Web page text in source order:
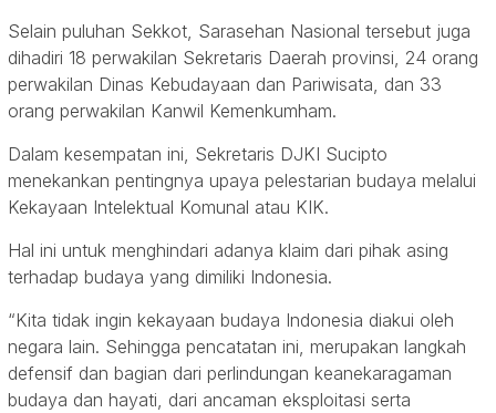
Selain puluhan Sekkot, Sarasehan Nasional tersebut juga
dihadiri 18 perwakilan Sekretaris Daerah provinsi, 24 orang
perwakilan Dinas Kebudayaan dan Pariwisata, dan 33
orang perwakilan Kanwil Kemenkumham.
Dalam kesempatan ini, Sekretaris DJKI Sucipto
menekankan pentingnya upaya pelestarian budaya melalui
Kekayaan Intelektual Komunal atau KIK.
Hal ini untuk menghindari adanya klaim dari pihak asing
terhadap budaya yang dimiliki Indonesia.
“Kita tidak ingin kekayaan budaya Indonesia diakui oleh
negara lain. Sehingga pencatatan ini, merupakan langkah
defensif dan bagian dari perlindungan keanekaragaman
budaya dan hayati, dari ancaman eksploitasi serta